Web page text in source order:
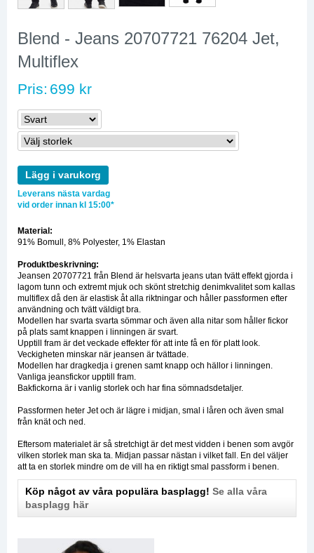
Blend - Jeans 20707721 76204 Jet,
Multiflex
Pris: 699 kr
Lägg i varukorg
Leverans nästa vardag
vid order innan kl 15:00*
Material:
91% Bomull, 8% Polyester, 1% Elastan
Produktbeskrivning:
Jeansen 20707721 från Blend är helsvarta jeans utan tvätt effekt gjorda i
lagom tunn och extremt mjuk och skönt stretchig denimkvalitet som kallas
multiflex då den är elastisk åt alla riktningar och håller passformen efter
användning och tvätt väldigt bra.
Modellen har svarta svarta sömmar och även alla nitar som håller fickor
på plats samt knappen i linningen är svart.
Upptill fram är det veckade effekter för att inte få en för platt look.
Veckigheten minskar när jeansen är tvättade.
Modellen har dragkedja i grenen samt knapp och hällor i linningen.
Vanliga jeansfickor upptill fram.
Bakfickorna är i vanlig storlek och har fina sömnadsdetaljer.
Passformen heter Jet och är lägre i midjan, smal i låren och även smal
från knät och ned.
Eftersom materialet är så stretchigt är det mest vidden i benen som avgör
vilken storlek man ska ta. Midjan passar nästan i vilket fall. En del väljer
att ta en storlek mindre om de vill ha en riktigt smal passform i benen.
Köp något av våra populära basplagg! Se alla våra
basplagg här